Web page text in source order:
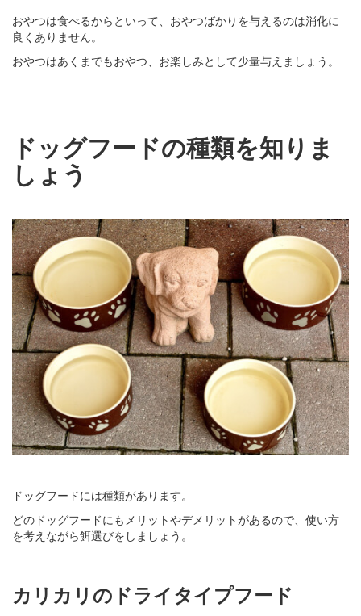
おやつは食べるからといって、おやつばかりを与えるのは消化に
良くありません。
おやつはあくまでもおやつ、お楽しみとして少量与えましょう。
ドッグフードの種類を知りま
しょう
ドッグフードには種類があります。
どのドッグフードにもメリットやデメリットがあるので、使い方
を考えながら餌選びをしましょう。
カリカリのドライタイプフード